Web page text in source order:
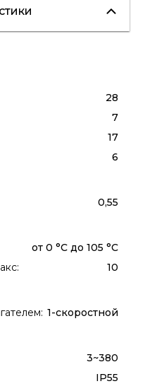
вентиляция
28
7
17
6
0,55
от 0 °С до 105 °С
: 10
: 1-скоростной
3~380
IP55